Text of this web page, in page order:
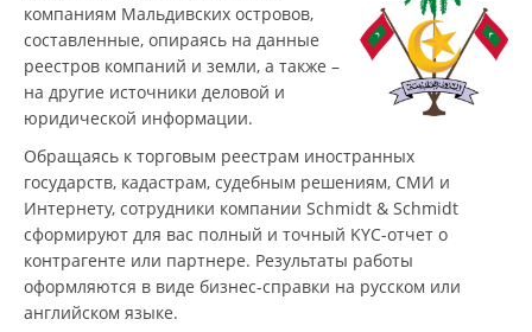
компаниям Мальдивских островов,
составленные, опираясь на данные
реестров компаний и земли, а также –
на другие источники деловой и
юридической информации.
Обращаясь к торговым реестрам иностранных
государств, кадастрам, судебным решениям, СМИ и
Интернету, сотрудники компании Schmidt & Schmidt
сформируют для вас полный и точный KYC-отчет о
контрагенте или партнере. Результаты работы
оформляются в виде бизнес-справки на русском или
английском языке.